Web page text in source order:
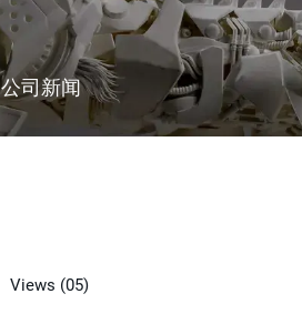
公司新闻
Views (05)